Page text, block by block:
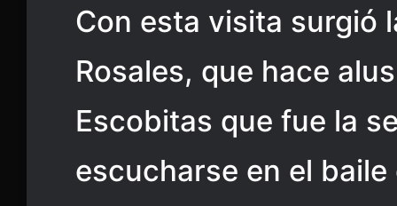
Con esta visita surgió
Rosales, que hace
Escobitas que fue la
escucharse en el